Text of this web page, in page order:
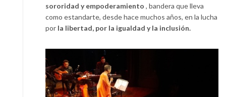
sororidad y empoderamiento , bandera que lleva
como estandarte, desde hace muchos años, en la lucha
por la libertad, por la igualdad y la inclusión.